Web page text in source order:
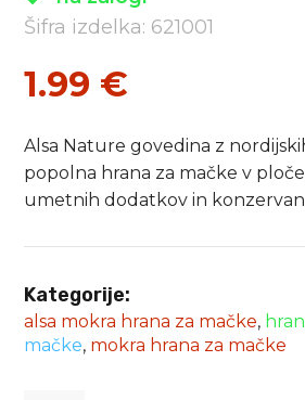
Šifra izdelka: 621001
1.99 €
Alsa Nature govedina z
popolna hrana za mačke v
umetnih dodatkov in
Kategorije:
alsa mokra hrana za mačke,
mačke, mokra hrana za mačke